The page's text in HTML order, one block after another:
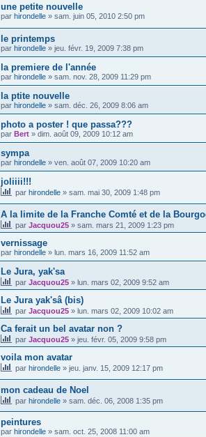
une petite nouvelle
par hirondelle » sam. juin 05, 2010 2:50 pm
le printemps
par hirondelle » jeu. févr. 19, 2009 7:38 pm
la premiere de l'année
par hirondelle » sam. nov. 28, 2009 11:29 pm
la ptite nouvelle
par hirondelle » sam. déc. 26, 2009 8:06 am
photo a poster ! que passa???
par Bert » dim. août 09, 2009 10:12 am
sympa
par hirondelle » ven. août 07, 2009 10:20 am
joliiii!!!
par hirondelle » sam. mai 30, 2009 1:48 pm
A la limite de la Franche Comté et de la
par Jacquou25 » sam. mars 21, 2009 1:23 pm
vernissage
par hirondelle » lun. mars 16, 2009 11:52 am
Le Jura, yak'sa
par Jacquou25 » lun. mars 02, 2009 9:52 am
Le Jura yak'sâ (bis)
par Jacquou25 » lun. mars 02, 2009 10:02 am
Ca ferait un bel avatar non ?
par Jacquou25 » jeu. févr. 05, 2009 9:58 pm
voila mon avatar
par hirondelle » jeu. janv. 15, 2009 12:17 pm
mon cadeau de Noel
par hirondelle » sam. déc. 06, 2008 1:35 pm
peintures
par hirondelle » sam. oct. 25, 2008 11:00 am